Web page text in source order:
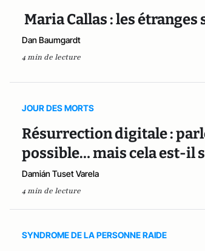
Maria Callas : les
Dan Baumgardt
4 min de lecture
JOUR DES MORTS
Résurrection digitale :
possible… mais cela est-il
Damián Tuset Varela
4 min de lecture
SYNDROME DE LA PERSONNE RAIDE